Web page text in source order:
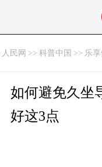
人民网 >> 科普中国 >> 乐
如何避免久坐
好这3点